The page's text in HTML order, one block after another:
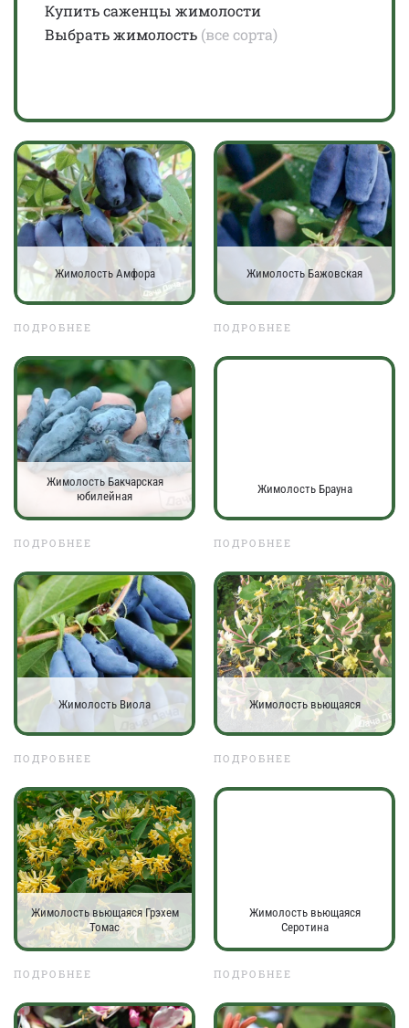
Купить саженцы жимолости
Выбрать жимолость (все сорта)
Жимолость Амфора
ПОДРОБНЕЕ
Жимолость Бажовская
ПОДРОБНЕЕ
Жимолость Бакчарская
юбилейная
ПОДРОБНЕЕ
Жимолость Брауна
ПОДРОБНЕЕ
Жимолость Виола
ПОДРОБНЕЕ
Жимолость вьющаяся
ПОДРОБНЕЕ
Жимолость вьющаяся Грэхем
Томас
ПОДРОБНЕЕ
Жимолость вьющаяся
Серотина
ПОДРОБНЕЕ